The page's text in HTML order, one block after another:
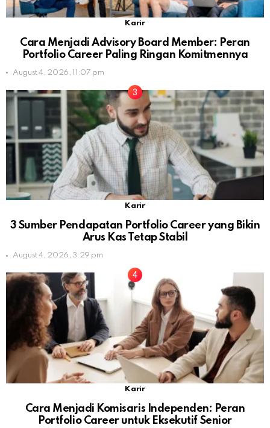
Karir
Cara Menjadi Advisory Board Member: Peran
Portfolio Career Paling Ringan Komitmennya
August 4, 2026, 11:07 pm
Karir
3 Sumber Pendapatan Portfolio Career yang Bikin
Arus Kas Tetap Stabil
August 4, 2026, 3:29 pm
Karir
Cara Menjadi Komisaris Independen: Peran
Portfolio Career untuk Eksekutif Senior